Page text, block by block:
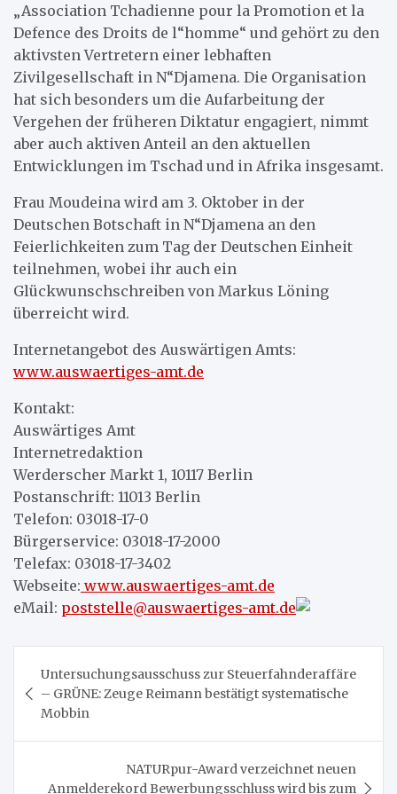
„Association Tchadienne pour la Promotion et la
Defence des Droits de l“homme“ und gehört zu den
aktivsten Vertretern einer lebhaften
Zivilgesellschaft in N“Djamena. Die Organisation
hat sich besonders um die Aufarbeitung der
Vergehen der früheren Diktatur engagiert, nimmt
aber auch aktiven Anteil an den aktuellen
Entwicklungen im Tschad und in Afrika insgesamt.
Frau Moudeina wird am 3. Oktober in der
Deutschen Botschaft in N“Djamena an den
Feierlichkeiten zum Tag der Deutschen Einheit
teilnehmen, wobei ihr auch ein
Glückwunschschreiben von Markus Löning
überreicht wird.
Internetangebot des Auswärtigen Amts:
www.auswaertiges-amt.de
Kontakt:
Auswärtiges Amt
Internetredaktion
Werderscher Markt 1, 10117 Berlin
Postanschrift: 11013 Berlin
Telefon: 03018-17-0
Bürgerservice: 03018-17-2000
Telefax: 03018-17-3402
Webseite: www.auswaertiges-amt.de
eMail: poststelle@auswaertiges-amt.de
Untersuchungsausschuss zur Steuerfahnderaffäre
– GRÜNE: Zeuge Reimann bestätigt systematische
Mobbin
NATURpur-Award verzeichnet neuen
Anmelderekord Bewerbungsschluss wird bis zum